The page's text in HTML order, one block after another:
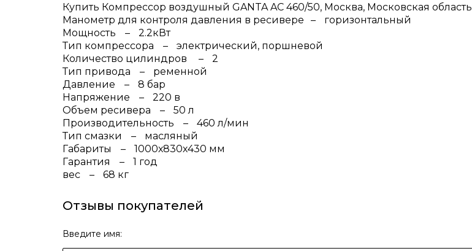
Купить Компрессор воздушный GANTA AC 460/50, Москва, Московская область
Манометр для контроля давления в ресивере
горизонтальный
Мощность
2.2кВт
Тип компрессора
электрический, поршневой
Количество цилиндров
2
Тип привода
ременной
Давление
8 бар
Напряжение
220 в
Объем ресивера
50 л
Производительность
460 л/мин
Тип смазки
масляный
Габариты
1000х830х430 мм
Гарантия
1 год
вес
68 кг
Отзывы покупателей
Введите имя: